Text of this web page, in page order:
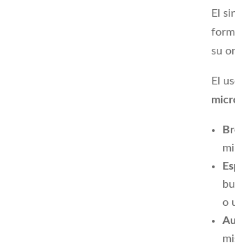
El
su
El
o